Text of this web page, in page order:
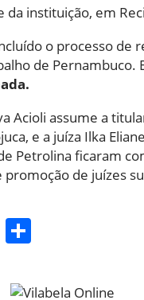
da instituição, em
o processo de
de Pernambuco.
Acioli assume a
e a juíza Ilka
Petrolina ficaram
promoção de juízes
Snapchat